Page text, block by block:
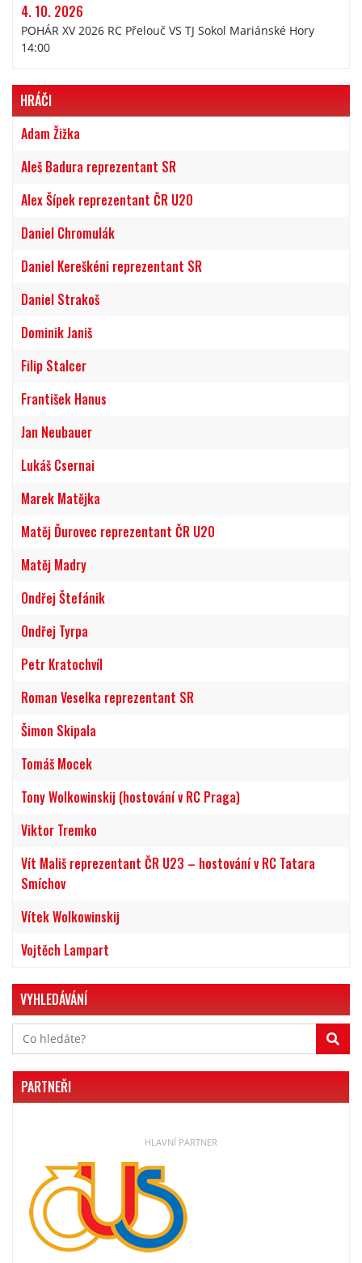
PARTNEŘI
HLAVNÍ PARTNER
4. 10. 2026
POHÁR XV 2026 RC Přelouč VS TJ Sokol Mariánské Hory
14:00
HRÁČI
Adam Žižka
Aleš Badura reprezentant SR
Alex Šípek reprezentant ČR U20
Daniel Chromulák
Daniel Kereškéni reprezentant SR
Daniel Strakoš
Dominik Janiš
Filip Stalcer
František Hanus
Jan Neubauer
Lukáš Csernai
Marek Matějka
Matěj Ďurovec reprezentant ČR U20
Matěj Madry
Ondřej Štefánik
Ondřej Tyrpa
Petr Kratochvíl
Roman Veselka reprezentant SR
Šimon Skipala
Tomáš Mocek
Tony Wolkowinskij (hostování v RC Praga)
Viktor Tremko
Vít Mališ reprezentant ČR U23 – hostování v RC Tatara
Smíchov
Vítek Wolkowinskij
Vojtěch Lampart
VYHLEDÁVÁNÍ